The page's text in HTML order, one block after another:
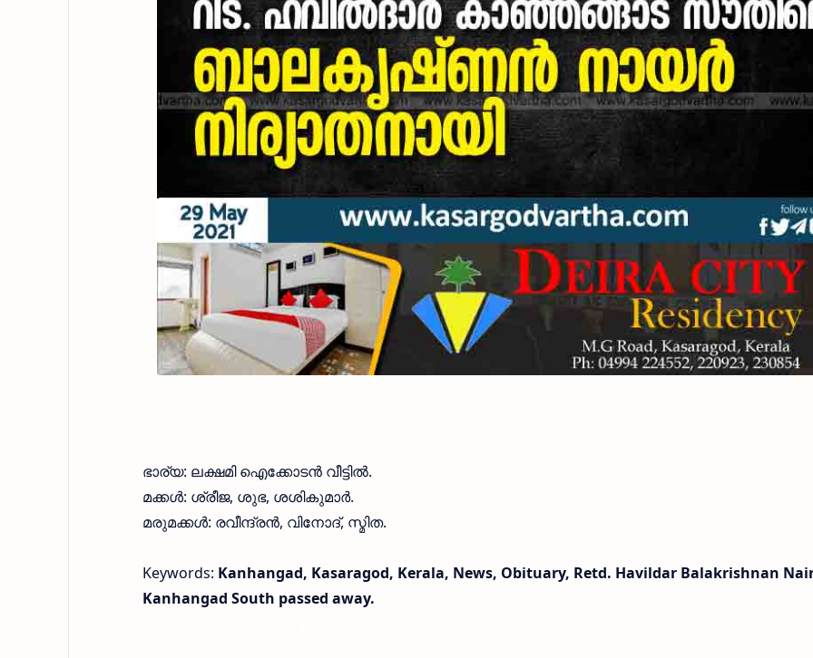
ഭാര്യ: ലക്ഷമി ഐക്കോടൻ വീട്ടിൽ.
മക്കൾ: ശ്രീജ, ശുഭ, ശശികുമാർ.
മരുമക്കൾ: രവീന്ദ്രൻ, വിനോദ്, സ്മിത.
Keywords: Kanhangad, Kasaragod, Kerala, News, Obituary, Retd. Havildar Balakrishnan
Kanhangad South passed away.